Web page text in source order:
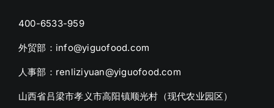
400-6533-959
外贸部：info@yiguofood.com
人事部：renliziyuan@yiguofood.com
山西省吕梁市孝义市高阳镇顺光村（现代农业园区）